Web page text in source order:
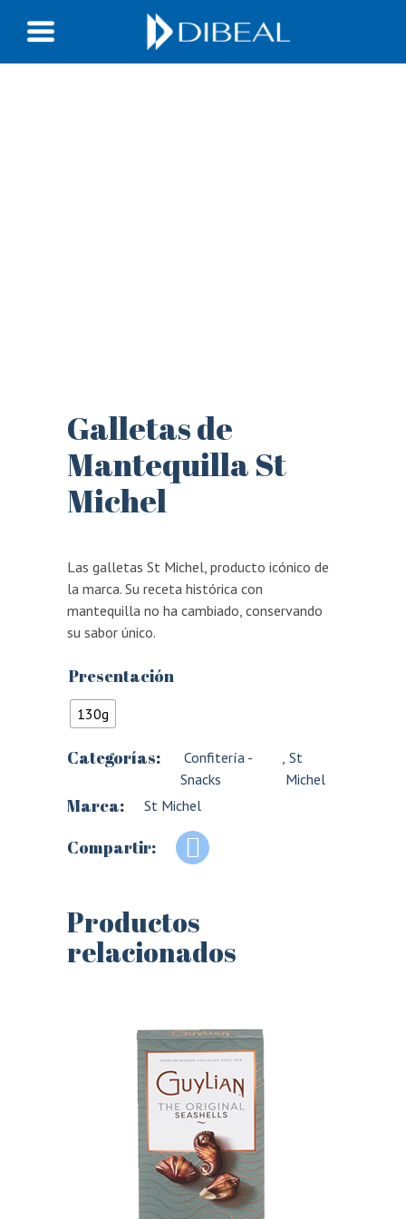
Galletas de
Mantequilla St
Michel
Las galletas St Michel, producto icónico de
la marca. Su receta histórica con
mantequilla no ha cambiado, conservando
su sabor único.
Presentación
130g
Categorías:
Confitería -
Snacks
, St
Michel
Marca: St Michel
Compartir:
Productos
relacionados